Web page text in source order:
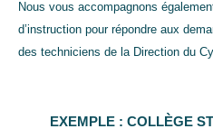
Nous vous accompagnons
d’instruction pour répondre aux
des techniciens de la Direction du
EXEMPLE : COLLÈGE